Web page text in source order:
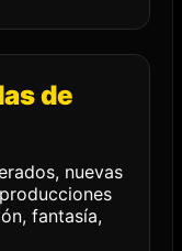
de
nuevas
fantasía,